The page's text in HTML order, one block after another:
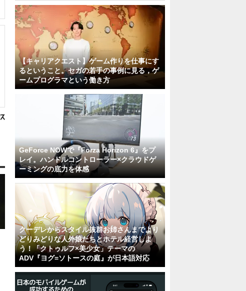
【キャリアクエスト】ゲーム作りを仕事にす
るということ。セガの若手の事例に見る，ゲ
ームプログラマという働き方
GeForce NOWで『Forza Horizon 6』をプ
レイ。ハンドルコントローラー×クラウドゲ
ーミングの底力を体感
クーデレからスタイル抜群お姉さんまでより
どりみどりな人外娘たちとホテル経営しよ
う！「クトゥルフ×美少女」テーマの
ADV『ヨグ=ソトースの庭』が日本語対応